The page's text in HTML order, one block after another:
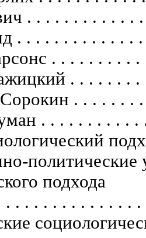
. . . . . . . . . . . .
. . . . . . . . . . . . .
. . . . . . . . .
. . . . . . .
. . . . . . .
. . . . . . . . . .
политические
подхода
. . . . . . . . . . . . . .